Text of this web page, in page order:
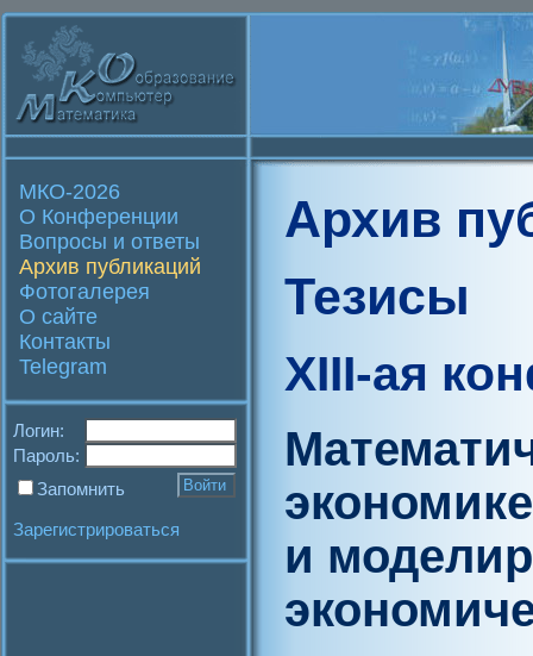
МКО-2026
О Конференции
Вопросы и ответы
Архив публикаций
Фотогалерея
О сайте
Контакты
Telegram
Логин:
Пароль:
Запомнить
Зарегистрироваться
Архив
Тезисы
XIII-ая
и